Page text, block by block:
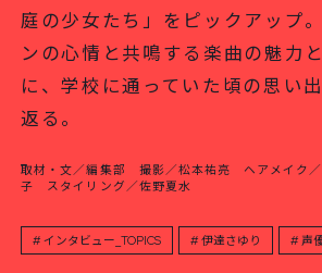
庭の少女たち」をピックアップ
ンの心情と共鳴する楽曲の魅力
に、学校に通っていた頃の思い
返る。
取材・文／編集部 撮影／松本祐亮 ヘアメイク／
子 スタイリング／佐野夏水
インタビュー_TOPICS 伊達さゆり 声